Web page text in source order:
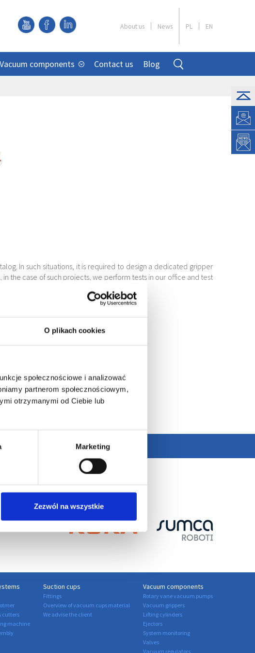
O plikach cookies
społecznościowe i analizować
partnerom społecznościowym,
otrzymanymi od Ciebie lub
Marketing
Zezwól na wszystkie
About us News PL EN
Vacuum components Contact us Blog
In such situations, it is required to design a dedicated gripper
the case of such projects, we perform tests in our office and test
cutters
machine
Suction cups
Fittings
Overview of vacuum cups material
We advise the client
Vacuum components
Rotary vane vacuum pumps
Vacuum grippers
Lifting cylinders
Ejectors
System monitoring
Valves
Vacuum regulators